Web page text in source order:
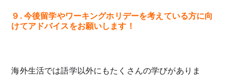
９. 今後留学やワーキングホリデーを考えている方に向
けてアドバイスをお願いします！
海外生活では語学以外にもたくさんの学びがありま